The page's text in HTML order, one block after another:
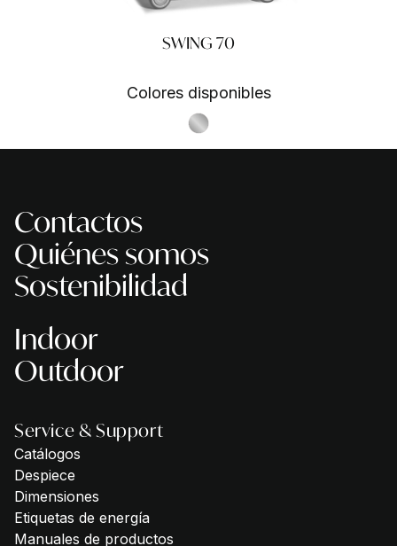
SWING 70
Colores disponibles
S.Steel SS
Contactos
Quiénes somos
Sostenibilidad
Indoor
Outdoor
Service & Support
Catálogos
Despiece
Dimensiones
Etiquetas de energía
Manuales de productos